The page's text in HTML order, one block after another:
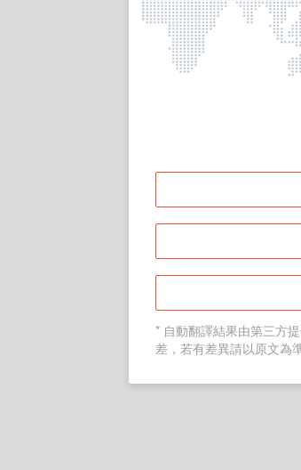
* 自動翻譯結果由第三方
差，若有差異請以原文為準